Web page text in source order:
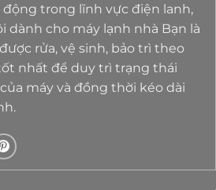
trong lĩnh vực điện lanh,
dành cho máy lạnh nhà Bạn là
rửa, vệ sinh, bảo trì theo
nhất để duy trì trạng thái
máy và đồng thời kéo dài